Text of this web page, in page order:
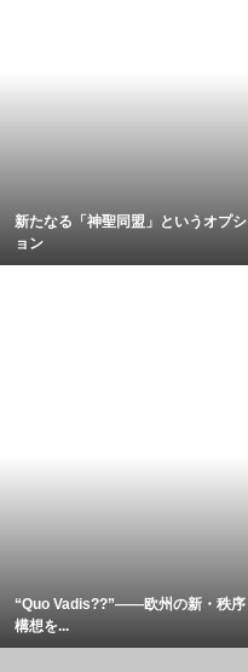
新たなる「神聖同盟」というオプシ
ョン
“Quo Vadis??”――欧州の新・秩序
構想を...